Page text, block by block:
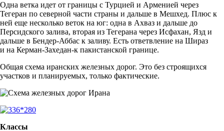
Одна ветка идет от границы с Турцией и Арменией через
Тегеран по северной части страны и дальше в Мешхед. Плюс к
ней еще несколько веток на юг: одна в Ахваз и дальше до
Персидского залива, вторая из Тегерана через Исфахан, Язд и
дальше в Бендер-Аббас к заливу. Есть ответвление на Шираз
и на Керман-Захедан-к пакистанской границе.
Общая схема иранских железных дорог. Это без строящихся
участков и планируемых, только фактические.
Классы